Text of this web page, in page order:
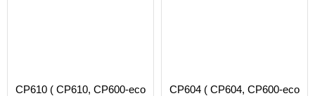
CP610 ( CP610, CP600-eco
CP604 ( CP604, CP600-eco